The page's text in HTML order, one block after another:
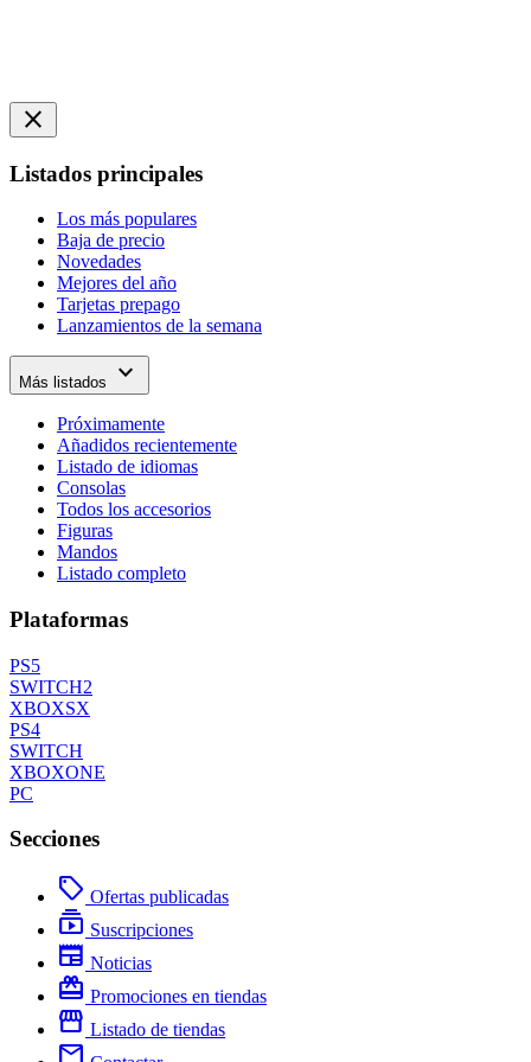
close
Listados principales
Los más populares
Baja de precio
Novedades
Mejores del año
Tarjetas prepago
Lanzamientos de la semana
Más listados expand_more
Próximamente
Añadidos recientemente
Listado de idiomas
Consolas
Todos los accesorios
Figuras
Mandos
Listado completo
Plataformas
PS5
SWITCH2
XBOXSX
PS4
SWITCH
XBOXONE
PC
Secciones
local_offer Ofertas publicadas
subscriptions Suscripciones
newspaper Noticias
redeem Promociones en tiendas
storefront Listado de tiendas
mail